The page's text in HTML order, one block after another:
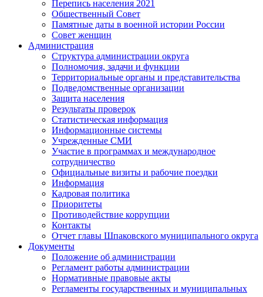
Перепись населения 2021
Общественный Совет
Памятные даты в военной истории России
Совет женщин
Администрация
Структура администрации округа
Полномочия, задачи и функции
Территориальные органы и представительства
Подведомственные организации
Защита населения
Результаты проверок
Статистическая информация
Информационные системы
Учрежденные СМИ
Участие в программах и международное
сотрудничество
Официальные визиты и рабочие поездки
Информация
Кадровая политика
Приоритеты
Противодействие коррупции
Контакты
Отчет главы Шпаковского муниципального округа
Документы
Положение об администрации
Регламент работы администрации
Нормативные правовые акты
Регламенты государственных и муниципальных